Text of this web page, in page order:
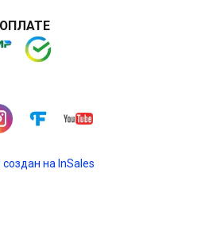
на InSales